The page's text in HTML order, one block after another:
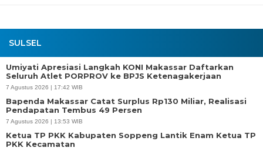
SULSEL
Umiyati Apresiasi Langkah KONI Makassar Daftarkan
Seluruh Atlet PORPROV ke BPJS Ketenagakerjaan
7 Agustus 2026 | 17:42 WIB
Bapenda Makassar Catat Surplus Rp130 Miliar, Realisasi
Pendapatan Tembus 49 Persen
7 Agustus 2026 | 13:53 WIB
Ketua TP PKK Kabupaten Soppeng Lantik Enam Ketua TP
PKK Kecamatan